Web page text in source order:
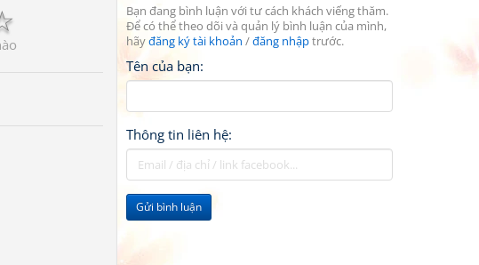
Bạn đang bình luận với tư cách khách viếng thăm.
Để có thể theo dõi và quản lý bình luận của mình,
hãyđăng ký tài khoản /đăng nhậptrước.
Tên của bạn:
Thông tin liên hệ:
Gửi bình luận